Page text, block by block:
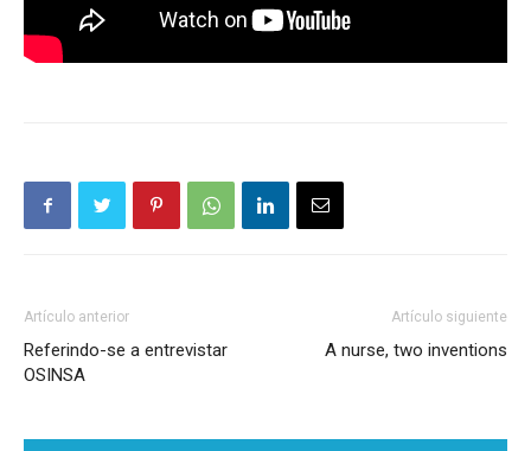
Artículo anterior
Referindo-se a entrevistar
OSINSA
Artículo siguiente
A nurse, two inventions